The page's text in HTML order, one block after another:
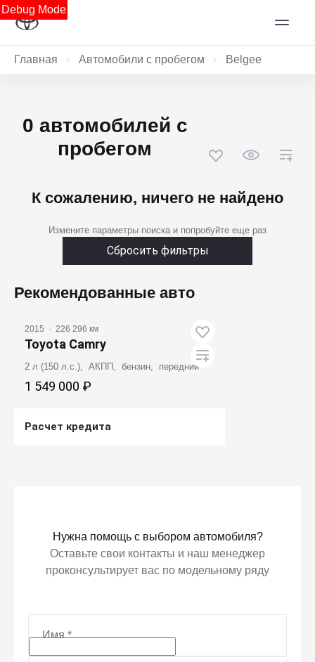
Debug Mode
Главная Автомобили с пробегом Belgee
0 автомобилей с
пробегом
К сожалению, ничего не найдено
Измените параметры поиска и попробуйте еще раз
Сбросить фильтры
Рекомендованные авто
2015 · 226 296 км
Toyota Camry
2 л (150 л.с.), АКПП, бензин, передний
1 549 000 ₽
Расчет кредита
Нужна помощь с выбором автомобиля?
Оставьте свои контакты и наш менеджер
проконсультирует вас по модельному ряду
Имя*